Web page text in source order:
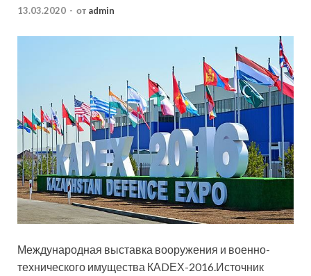
13.03.2020 - от admin
Международная выставка вооружения и военно-
технического имущества КАDЕХ-2016.Источник